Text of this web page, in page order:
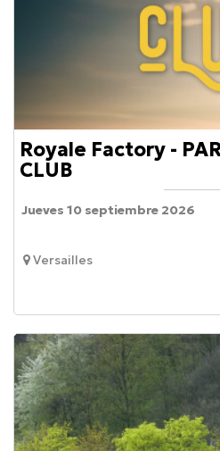
Royale Factory -
CLUB
Versailles
Jueves 10 septiembre 2026